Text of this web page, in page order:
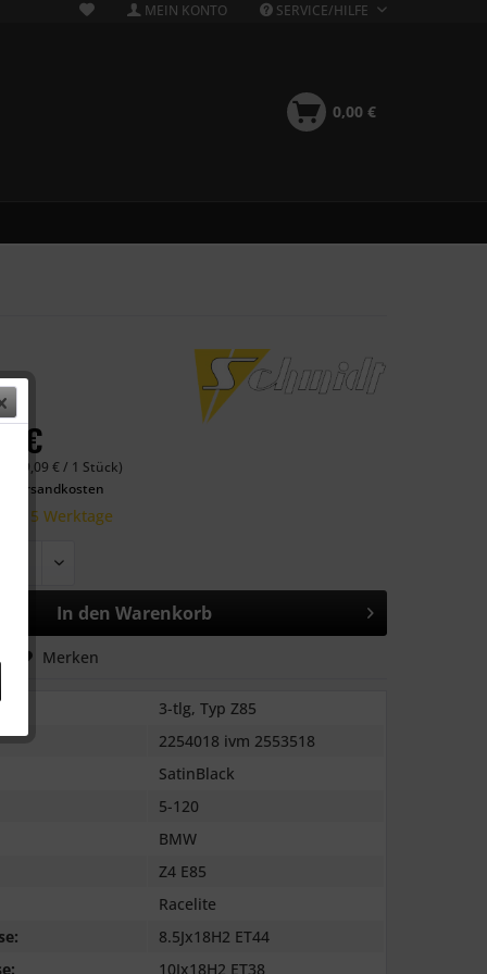
MEIN KONTO SERVICE/HILFE
0,00 €
€
€ / 1 Stück)
Versandkosten
15 Werktage
In den Warenkorb
Merken
3-tlg, Typ Z85
2254018 ivm 2553518
SatinBlack
5-120
BMW
Z4 E85
Racelite
8.5Jx18H2 ET44
10Jx18H2 ET38